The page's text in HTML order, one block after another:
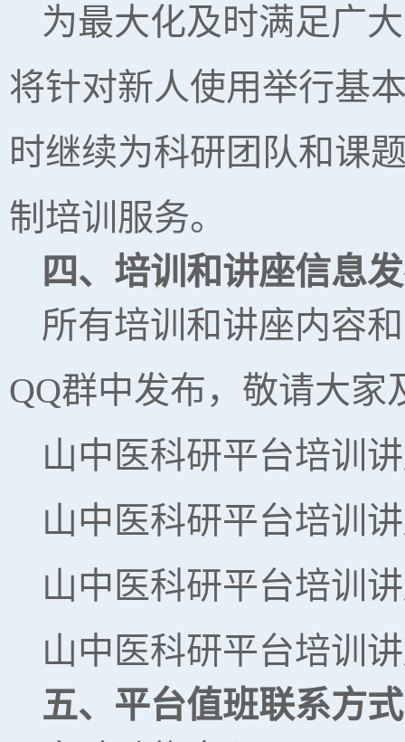
为最大化及时满足广
将针对新人使用举行基
时继续为科研团队和课
制培训服务。
四、培训和讲座信息
所有培训和讲座内容
QQ群中发布，敬请大家
山中医科研平台培训
山中医科研平台培训
山中医科研平台培训
山中医科研平台培训
五、平台值班联系方式